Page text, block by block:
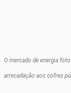
O mercado de energia
arrecadação aos cofres